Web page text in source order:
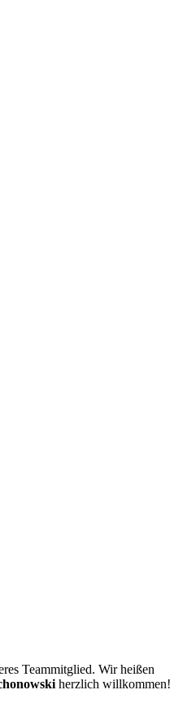
Teammitglied. Wir heißen
herzlich willkommen!